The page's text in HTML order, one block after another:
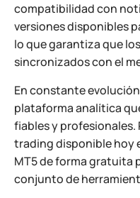
compatibilidad con
versiones disponibles
lo que garantiza que
sincronizados con el
En constante
plataforma analítica
fiables y
trading disponible hoy
MT5 de forma gratuita
conjunto de